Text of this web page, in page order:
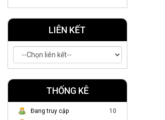
LIÊN KẾT
THỐNG KÊ
Đang truy cập
10